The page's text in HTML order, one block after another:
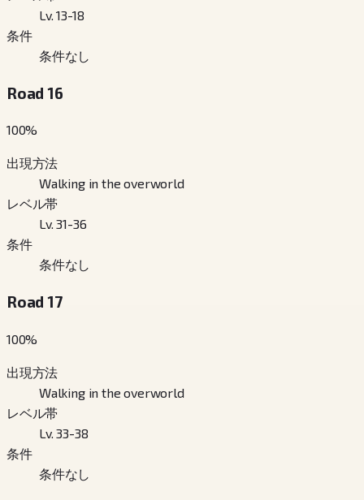
Lv. 13-18
条件
条件なし
Road 16
100%
出現方法
Walking in the overworld
レベル帯
Lv. 31-36
条件
条件なし
Road 17
100%
出現方法
Walking in the overworld
レベル帯
Lv. 33-38
条件
条件なし